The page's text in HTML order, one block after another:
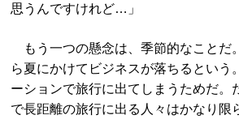
思うんですけれど…」
もう一つの懸念は、季節的なことだ
ら夏にかけてビジネスが落ちるという
ーションで旅行に出てしまうためだ。
で長距離の旅行に出る人々はかなり限